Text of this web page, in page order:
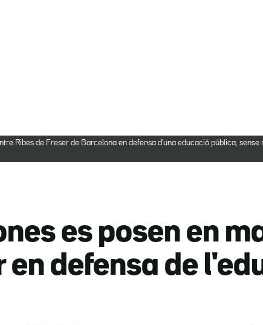
Ribes de Freser de Barcelona en defensa d'una educació pública, sense
es posen en
en defensa de